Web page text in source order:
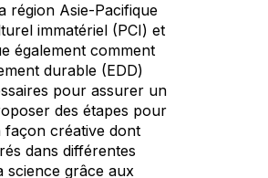
région Asie-Pacifique
immatériel (PCI) et
également comment
durable (EDD)
pour assurer un
des étapes pour
façon créative dont
dans différentes
science grâce aux